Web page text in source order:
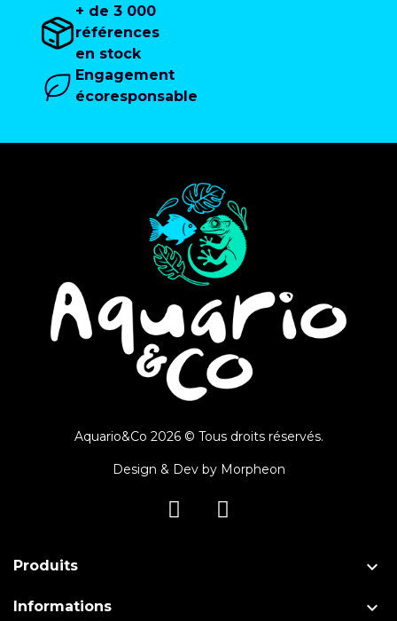
+ de 3 000
références
en stock
Engagement
écoresponsable
Aquario&Co 2026 © Tous droits réservés.
Design & Dev by Morpheon
Produits 
Informations 